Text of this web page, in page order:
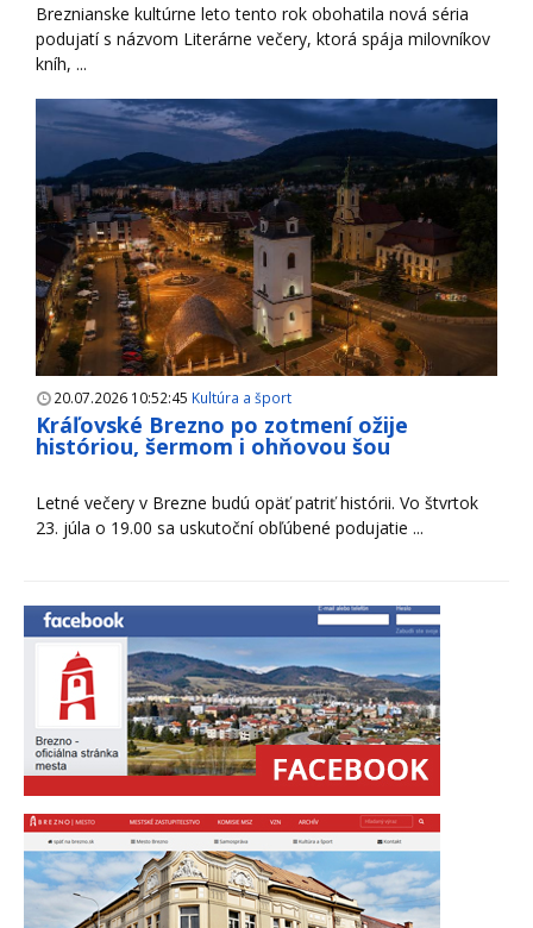
Breznianske kultúrne leto tento rok obohatila nová séria
podujatí s názvom Literárne večery, ktorá spája milovníkov
kníh, ...
20.07.2026 10:52:45 Kultúra a šport
Kráľovské Brezno po zotmení ožije
históriou, šermom i ohňovou šou
Letné večery v Brezne budú opäť patriť histórii. Vo štvrtok
23. júla o 19.00 sa uskutoční obľúbené podujatie ...